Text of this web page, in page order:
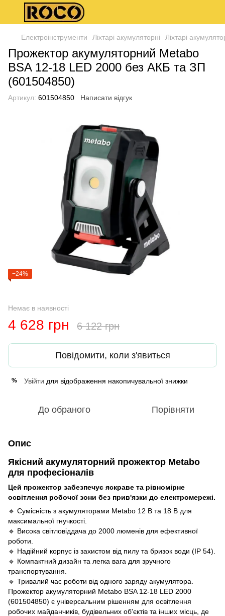
Електроінструменти Ліхтарі акумуляторні Ліхтарі
Прожектор акумуляторний Metabo
BSA 12-18 LED 2000 без АКБ та ЗП
(601504850)
Артикул: 601504850 Написати відгук
−24%
Немає в наявності
4 628 грн 6 122 грн
Повідомити, коли з'явиться
% Увійти для відображення накопичувальної знижки
До обраного Порівняти
Опис
Якісний акумуляторний прожектор Metabo
для професіоналів
Цей прожектор забезпечує яскраве та рівномірне
освітлення робочої зони без прив'язки до електромережі.
🔹 Сумісність з акумуляторами Metabo 12 В та 18 В для
максимальної гнучкості.
🔹 Висока світловіддача до 2000 люменів для ефективної
роботи.
🔹 Надійний корпус із захистом від пилу та бризок води (IP 54).
🔹 Компактний дизайн та легка вага для зручного
транспортування.
🔹 Тривалий час роботи від одного заряду акумулятора.
Прожектор акумуляторний Metabo BSA 12-18 LED 2000
(601504850) є універсальним рішенням для освітлення
робочих майданчиків, будівельних об'єктів та інших місць, де